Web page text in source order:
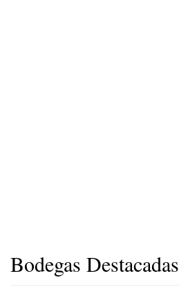
Bodegas Destacadas